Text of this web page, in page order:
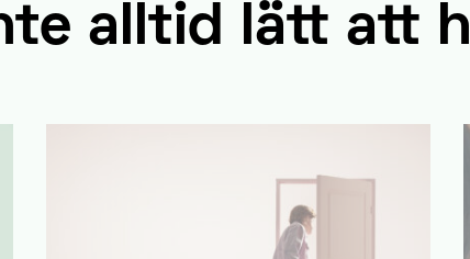
alltid lätt att